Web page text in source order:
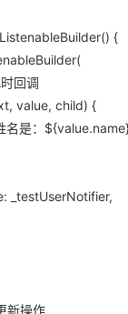
{
回调
value, child) {
是：
新操作